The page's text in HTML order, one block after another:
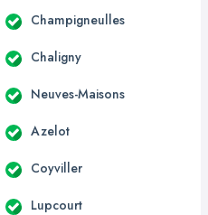
Champigneulles
Chaligny
Neuves-Maisons
Azelot
Coyviller
Lupcourt